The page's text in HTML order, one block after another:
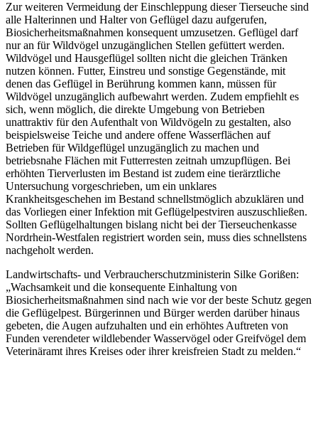
Zur weiteren Vermeidung der Einschleppung dieser Tierseuche sind
alle Halterinnen und Halter von Geflügel dazu aufgerufen,
Biosicherheitsmaßnahmen konsequent umzusetzen. Geflügel darf
nur an für Wildvögel unzugänglichen Stellen gefüttert werden.
Wildvögel und Hausgeflügel sollten nicht die gleichen Tränken
nutzen können. Futter, Einstreu und sonstige Gegenstände, mit
denen das Geflügel in Berührung kommen kann, müssen für
Wildvögel unzugänglich aufbewahrt werden. Zudem empfiehlt es
sich, wenn möglich, die direkte Umgebung von Betrieben
unattraktiv für den Aufenthalt von Wildvögeln zu gestalten, also
beispielsweise Teiche und andere offene Wasserflächen auf
Betrieben für Wildgeflügel unzugänglich zu machen und
betriebsnahe Flächen mit Futterresten zeitnah umzupflügen. Bei
erhöhten Tierverlusten im Bestand ist zudem eine tierärztliche
Untersuchung vorgeschrieben, um ein unklares
Krankheitsgeschehen im Bestand schnellstmöglich abzuklären und
das Vorliegen einer Infektion mit Geflügelpestviren auszuschließen.
Sollten Geflügelhaltungen bislang nicht bei der Tierseuchenkasse
Nordrhein-Westfalen registriert worden sein, muss dies schnellstens
nachgeholt werden.
Landwirtschafts- und Verbraucherschutzministerin Silke Gorißen:
„Wachsamkeit und die konsequente Einhaltung von
Biosicherheitsmaßnahmen sind nach wie vor der beste Schutz gegen
die Geflügelpest. Bürgerinnen und Bürger werden darüber hinaus
gebeten, die Augen aufzuhalten und ein erhöhtes Auftreten von
Funden verendeter wildlebender Wasservögel oder Greifvögel dem
Veterinäramt ihres Kreises oder ihrer kreisfreien Stadt zu melden.“